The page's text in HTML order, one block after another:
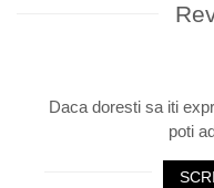
Daca doresti sa iti
poti